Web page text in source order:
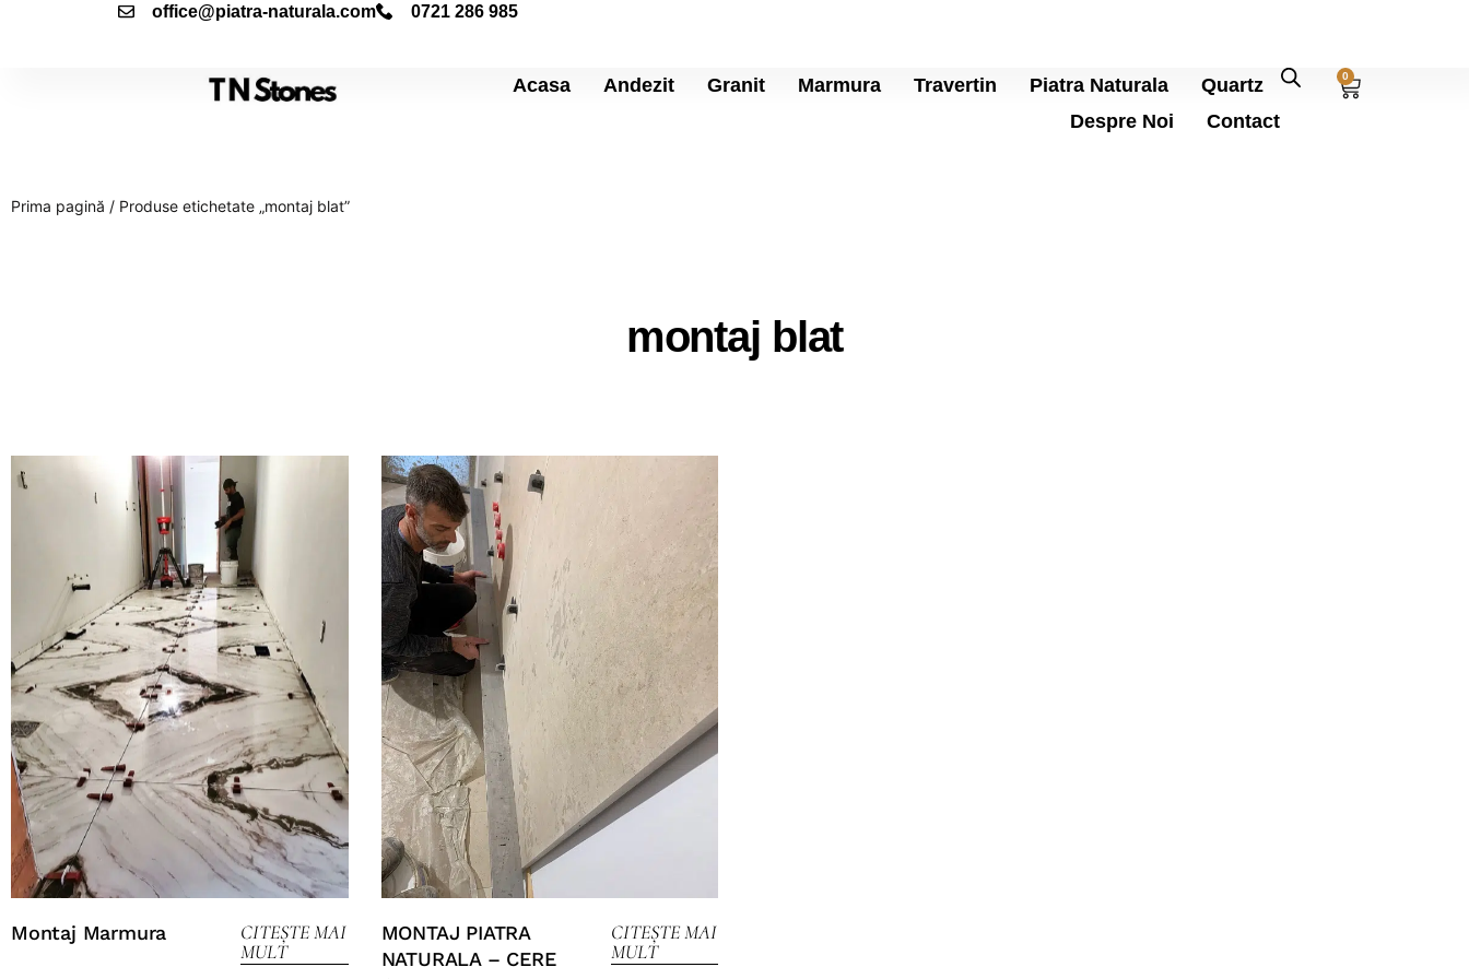
office@piatra-naturala.com 0721 286 985
Acasa Andezit Granit Marmura Travertin Piatra Naturala
Quartz
Despre Noi
Contact
0
Prima pagină / Produse etichetate „montaj blat”
montaj blat
Montaj Marmura
CITEȘTE MAI
MULT
MONTAJ PIATRA
NATURALA – CERE
CITEȘTE MAI
MULT